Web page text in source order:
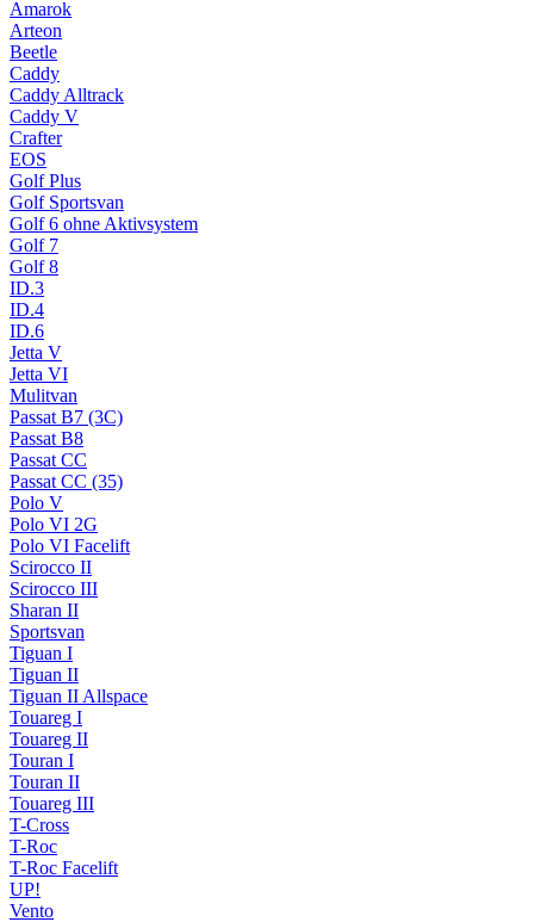
Amarok
Arteon
Beetle
Caddy
Caddy Alltrack
Caddy V
Crafter
EOS
Golf Plus
Golf Sportsvan
Golf 6 ohne Aktivsystem
Golf 7
Golf 8
ID.3
ID.4
ID.6
Jetta V
Jetta VI
Mulitvan
Passat B7 (3C)
Passat B8
Passat CC
Passat CC (35)
Polo V
Polo VI 2G
Polo VI Facelift
Scirocco II
Scirocco III
Sharan II
Sportsvan
Tiguan I
Tiguan II
Tiguan II Allspace
Touareg I
Touareg II
Touran I
Touran II
Touareg III
T-Cross
T-Roc
T-Roc Facelift
UP!
Vento